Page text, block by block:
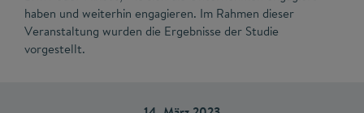
haben und weiterhin engagieren. Im Rahmen dieser
Veranstaltung wurden die Ergebnisse der Studie
vorgestellt.